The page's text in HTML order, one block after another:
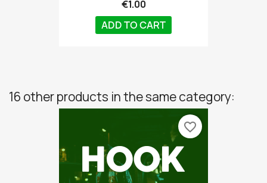
€1.00
ADD TO CART
16 other products in the same category:
favorite_border